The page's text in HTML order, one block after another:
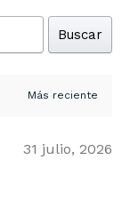
Buscar
31 julio, 2026